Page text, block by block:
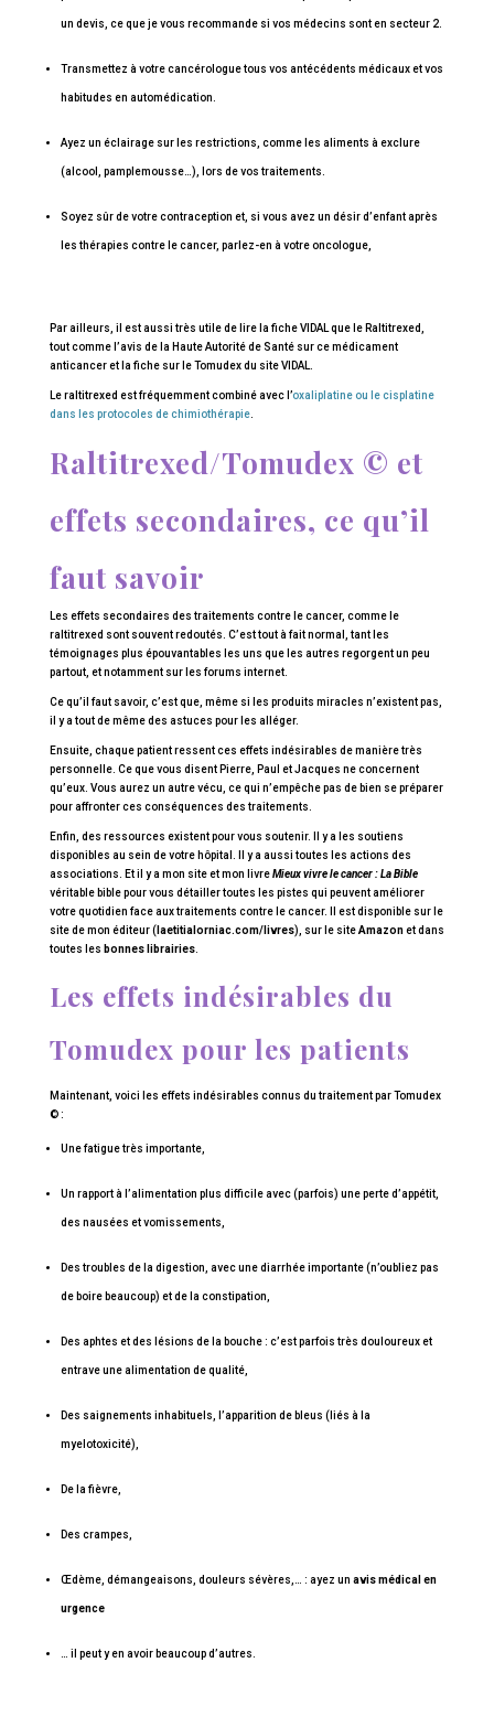
un devis, ce que je vous recommande si vos médecins sont en secteur 2.
Transmettez à votre cancérologue tous vos antécédents médicaux et vos
habitudes en automédication.
Ayez un éclairage sur les restrictions, comme les aliments à exclure
(alcool, pamplemousse…), lors de vos traitements.
Soyez sûr de votre contraception et, si vous avez un désir d’enfant après
les thérapies contre le cancer, parlez-en à votre oncologue,
Par ailleurs, il est aussi très utile de lire la fiche VIDAL que le Raltitrexed,
tout comme l’avis de la Haute Autorité de Santé sur ce médicament
anticancer et la fiche sur le Tomudex du site VIDAL.
Le raltitrexed est fréquemment combiné avec l’oxaliplatine ou le cisplatine
dans les protocoles de chimiothérapie.
Raltitrexed/Tomudex © et
effets secondaires, ce qu’il
faut savoir
Les effets secondaires des traitements contre le cancer, comme le
raltitrexed sont souvent redoutés. C’est tout à fait normal, tant les
témoignages plus épouvantables les uns que les autres regorgent un peu
partout, et notamment sur les forums internet.
Ce qu’il faut savoir, c’est que, même si les produits miracles n’existent pas,
il y a tout de même des astuces pour les alléger.
Ensuite, chaque patient ressent ces effets indésirables de manière très
personnelle. Ce que vous disent Pierre, Paul et Jacques ne concernent
qu’eux. Vous aurez un autre vécu, ce qui n’empêche pas de bien se préparer
pour affronter ces conséquences des traitements.
Enfin, des ressources existent pour vous soutenir. Il y a les soutiens
disponibles au sein de votre hôpital. Il y a aussi toutes les actions des
associations. Et il y a mon site et mon livreMieux vivre le cancer : La Bible
véritable bible pour vous détailler toutes les pistes qui peuvent améliorer
votre quotidien face aux traitements contre le cancer. Il est disponible sur le
site de mon éditeur (laetitialorniac.com/livres), sur le siteAmazonet dans
toutes les bonnes librairies.
Les effets indésirables du
Tomudex pour les patients
Maintenant, voici les effets indésirables connus du traitement par Tomudex
© :
Une fatigue très importante,
Un rapport à l’alimentation plus difficile avec (parfois) une perte d’appétit,
des nausées et vomissements,
Des troubles de la digestion, avec une diarrhée importante (n’oubliez pas
de boire beaucoup) et de la constipation,
Des aphtes et des lésions de la bouche : c’est parfois très douloureux et
entrave une alimentation de qualité,
Des saignements inhabituels, l’apparition de bleus (liés à la
myelotoxicité),
De la fièvre,
Des crampes,
Œdème, démangeaisons, douleurs sévères,… : ayez un avis médical en
urgence
… il peut y en avoir beaucoup d’autres.